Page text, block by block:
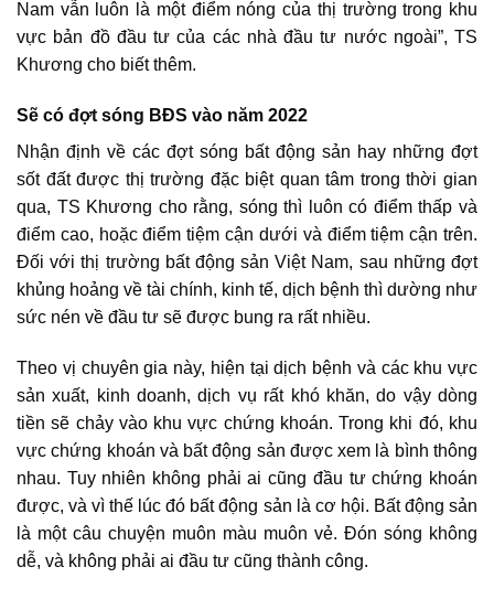
Nam vẫn luôn là một điểm nóng của thị trường trong khu
vực bản đồ đầu tư của các nhà đầu tư nước ngoài”, TS
Khương cho biết thêm.
Sẽ có đợt sóng BĐS vào năm 2022
Nhận định về các đợt sóng bất động sản hay những đợt
sốt đất được thị trường đặc biệt quan tâm trong thời gian
qua, TS Khương cho rằng, sóng thì luôn có điểm thấp và
điểm cao, hoặc điểm tiệm cận dưới và điểm tiệm cận trên.
Đối vớithị trường bất động sản Việt Nam, sau những đợt
khủng hoảng về tài chính, kinh tế, dịch bệnh thì dường như
sức nén về đầu tư sẽ được bung ra rất nhiều.
Theo vị chuyên gia này, hiện tại dịch bệnh và các khu vực
sản xuất, kinh doanh, dịch vụ rất khó khăn, do vậy dòng
tiền sẽ chảy vào khu vực chứng khoán. Trong khi đó, khu
vực chứng khoán và bất động sản được xem là bình thông
nhau. Tuy nhiên không phải ai cũng đầu tư chứng khoán
được, và vì thế lúc đó bất động sản là cơ hội. Bất động sản
là một câu chuyện muôn màu muôn vẻ. Đón sóng không
dễ, và không phải ai đầu tư cũng thành công.